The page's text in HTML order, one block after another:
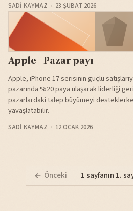
SADI KAYMAZ 23 ŞUBAT 2026
Apple - Pazar payı
Apple, iPhone 17 serisinin güçlü
pazarında %20 paya ulaşarak liderliği
pazarlardaki talep büyümeyi
yavaşlatabilir.
SADI KAYMAZ 12 OCAK 2026
Önceki 1 sayfanın 1.